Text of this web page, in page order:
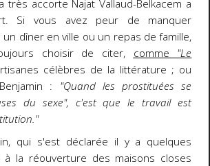
très accorte Najat Vallaud-Belkacem a
Si vous avez peur de manquer
dîner en ville ou un repas de famille,
choisir de citer, comme "Le
célèbres de la littérature ; ou
: "Quand les prostituées se
du sexe", c'est que le travail est
qui s'est déclarée il y a quelques
à la réouverture des maisons closes